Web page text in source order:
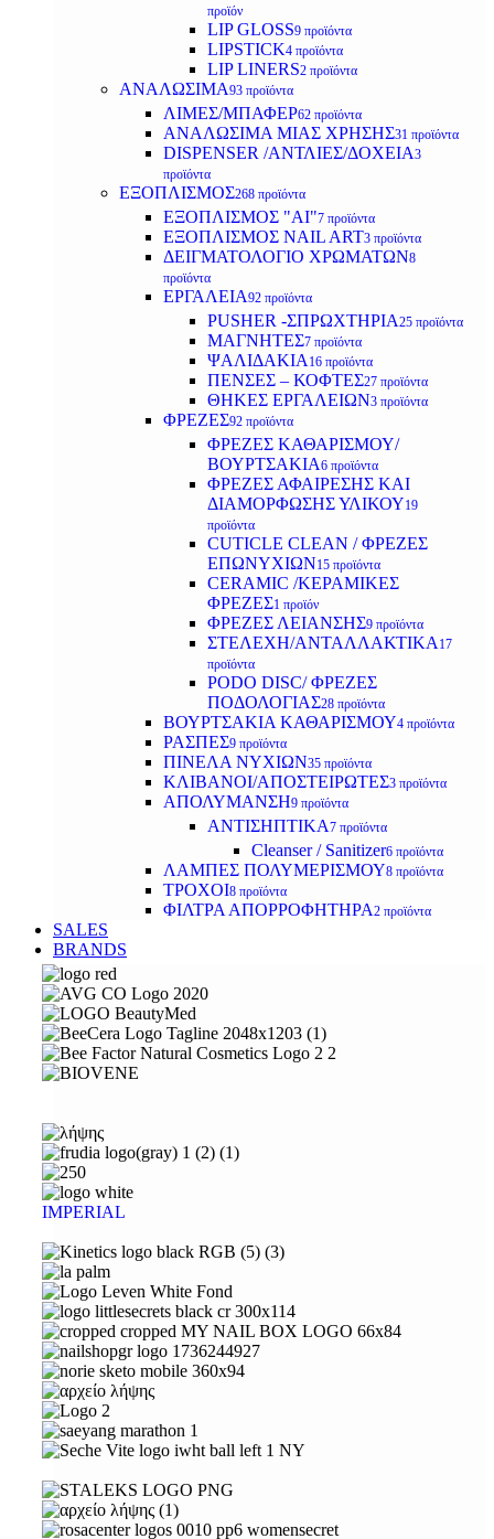
προϊόν
LIP GLOSS9 προϊόντα
LIPSTICK4 προϊόντα
LIP LINERS2 προϊόντα
ΑΝΑΛΩΣΙΜΑ93 προϊόντα
ΛΙΜΕΣ/ΜΠΑΦΕΡ62 προϊόντα
ΑΝΑΛΩΣΙΜΑ ΜΙΑΣ ΧΡΗΣΗΣ31 προϊόντα
DISPENSER /ΑΝΤΛΙΕΣ/ΔΟΧΕΙΑ3
προϊόντα
ΕΞΟΠΛΙΣΜΟΣ268 προϊόντα
ΕΞΟΠΛΙΣΜΟΣ "AI"7 προϊόντα
ΕΞΟΠΛΙΣΜΟΣ NAIL ART3 προϊόντα
ΔΕΙΓΜΑΤΟΛΟΓΙΟ ΧΡΩΜΑΤΩΝ8
προϊόντα
ΕΡΓΑΛΕΙΑ92 προϊόντα
PUSHER -ΣΠΡΩΧΤΗΡΙΑ25 προϊόντα
ΜΑΓΝΗΤΕΣ7 προϊόντα
ΨΑΛΙΔΑΚΙΑ 16 προϊόντα
ΠΕΝΣΕΣ – ΚΟΦΤΕΣ27 προϊόντα
ΘΗΚΕΣ ΕΡΓΑΛΕΙΩΝ3 προϊόντα
ΦΡΕΖΕΣ92 προϊόντα
ΦΡΕΖΕΣ ΚΑΘΑΡΙΣΜΟΥ/
ΒΟΥΡΤΣΑΚΙΑ6 προϊόντα
ΦΡΕΖΕΣ ΑΦΑΙΡΕΣΗΣ ΚΑΙ
ΔΙΑΜΟΡΦΩΣΗΣ ΥΛΙΚΟΥ19
προϊόντα
CUTICLE CLEAN / ΦΡΕΖΕΣ
ΕΠΩΝΥΧΙΩΝ15 προϊόντα
CERAMIC /ΚΕΡΑΜΙΚΕΣ
ΦΡΕΖΕΣ1 προϊόν
ΦΡΕΖΕΣ ΛΕΙΑΝΣΗΣ9 προϊόντα
ΣΤΕΛΕΧΗ/ΑΝΤΑΛΛΑΚΤΙΚΑ 17
προϊόντα
PODO DISC/ ΦΡΕΖΕΣ
ΠΟΔΟΛΟΓΙΑΣ28 προϊόντα
ΒΟΥΡΤΣΑΚΙΑ ΚΑΘΑΡΙΣΜΟΥ4 προϊόντα
ΡΑΣΠΕΣ9 προϊόντα
ΠΙΝΕΛΑ ΝΥΧΙΩΝ35 προϊόντα
ΚΛΙΒΑΝΟΙ/ΑΠΟΣΤΕΙΡΩΤΕΣ3 προϊόντα
ΑΠΟΛΥΜΑΝΣΗ9 προϊόντα
ΑΝΤΙΣΗΠΤΙΚΑ7 προϊόντα
Cleanser / Sanitizer6 προϊόντα
ΛΑΜΠΕΣ ΠΟΛΥΜΕΡΙΣΜΟΥ8 προϊόντα
ΤΡΟΧΟΙ8 προϊόντα
ΦΙΛΤΡΑ ΑΠΟΡΡΟΦΗΤΗΡΑ2 προϊόντα
SALES
BRANDS
IMPERIAL